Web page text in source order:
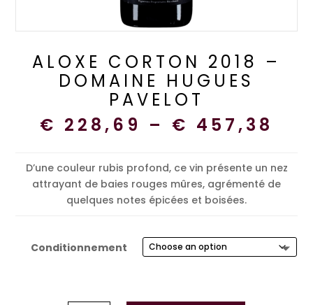
ALOXE CORTON 2018 –
DOMAINE HUGUES
PAVELOT
€ 228,69 – € 457,38
D’une couleur rubis profond, ce vin présente un nez
attrayant de baies rouges mûres, agrémenté de
quelques notes épicées et boisées.
Conditionnement